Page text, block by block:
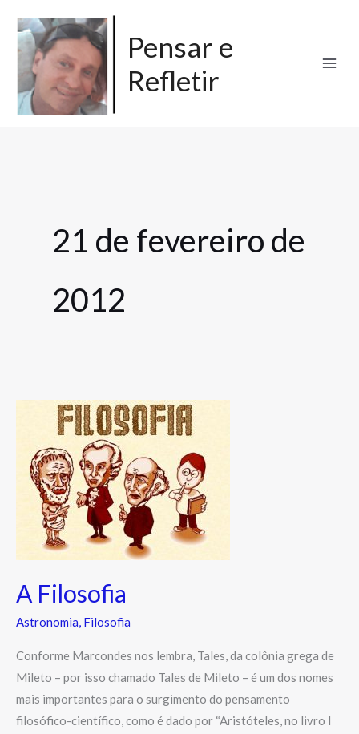
para
conteúdo
Pensar e
Refletir
21 de fevereiro de
2012
A Filosofia
Astronomia, Filosofia
Conforme Marcondes nos lembra, Tales, da colônia grega de
Mileto – por isso chamado Tales de Mileto – é um dos nomes
mais importantes para o surgimento do pensamento
filosófico-científico, como é dado por “Aristóteles, no livro I
Filosofia